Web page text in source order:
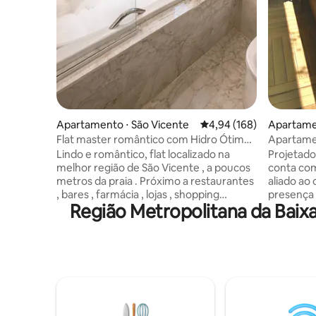
Apartamento ⋅ São Vicente 4,94 de uma avaliação
4,94 (168)
Flat master romântico com Hidro Ótima
Localização
Lindo e romântico, flat localizado na
melhor região de São Vicente , a poucos
metros da praia . Próximo a restaurantes
, bares , farmácia , lojas , shopping
Brisamar a 2 min a pé . Região fácil acesso
à Santos , teleférico Coca Cola , descida
jogos exclusivo para hóspedes Checkin
vista de
conta
aliado
presença
podem
de praia
Região Metropolitana da